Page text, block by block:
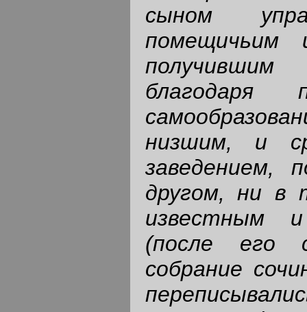
сыном
помещичьим
получившим
благодаря
низшим, и
другом, ни в
известным
(после его
собрание